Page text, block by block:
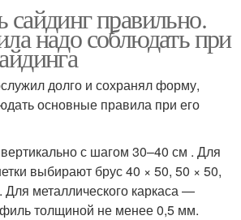
сайдинг правильно.
надо соблюдать при
долго и сохранял форму,
основные правила при его
с шагом 30–40 см . Для
выбирают брус 40 × 50, 50 × 50,
металлического каркаса —
толщиной не менее 0,5 мм.